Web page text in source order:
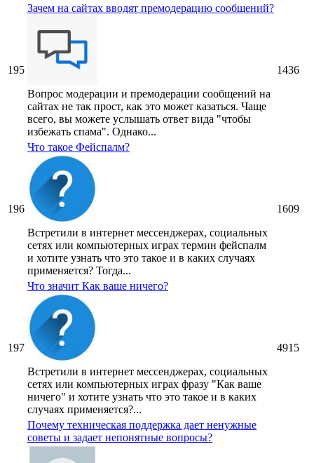
195
Зачем на сайтах вводят премодерацию сообщений?
Вопрос модерации и премодерации сообщений на
сайтах не так прост, как это может казаться. Чаще
всего, вы можете услышать ответ вида "чтобы
избежать спама". Однако...
1436
196
Что такое Фейспалм?
Встретили в интернет мессенджерах, социальных
сетях или компьютерных играх термин фейспалм
и хотите узнать что это такое и в каких случаях
применяется? Тогда...
1609
197
Что значит Как ваше ничего?
Встретили в интернет мессенджерах, социальных
сетях или компьютерных играх фразу "Как ваше
ничего" и хотите узнать что это такое и в каких
случаях применяется?...
4915
Почему техническая поддержка дает ненужные
советы и задает непонятные вопросы?